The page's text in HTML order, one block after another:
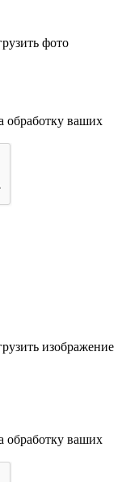
фото
обработку ваших
изображение
обработку ваших